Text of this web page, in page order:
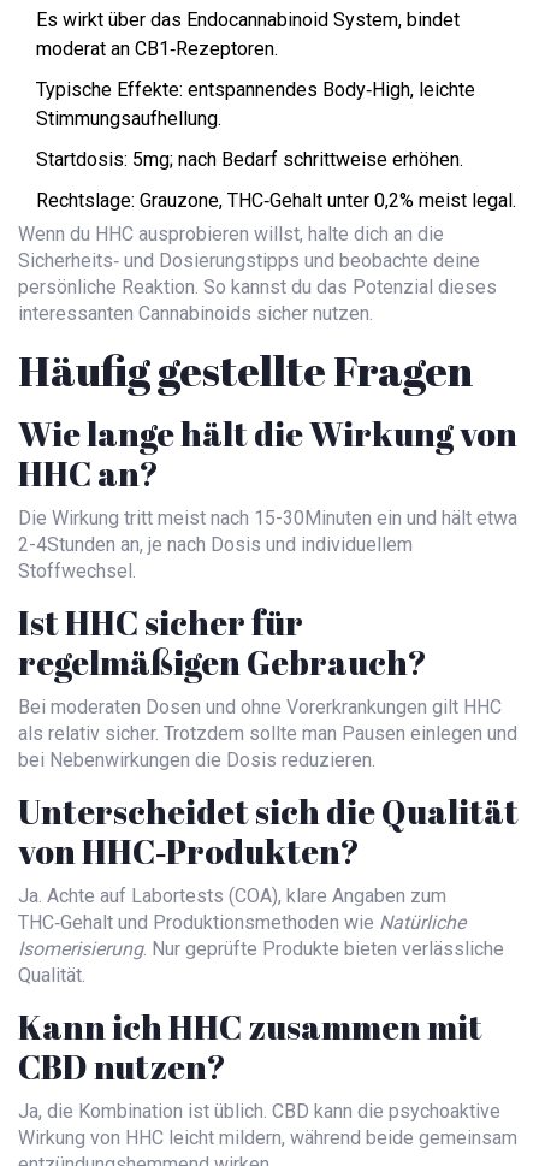
Es wirkt über das Endocannabinoid System, bindet
moderat an CB1‑Rezeptoren.
Typische Effekte: entspannendes Body‑High, leichte
Stimmungsaufhellung.
Startdosis: 5mg; nach Bedarf schrittweise erhöhen.
Rechtslage: Grauzone, THC‑Gehalt unter 0,2% meist legal.
Wenn du HHC ausprobieren willst, halte dich an die
Sicherheits‑ und Dosierungstipps und beobachte deine
persönliche Reaktion. So kannst du das Potenzial dieses
interessanten Cannabinoids sicher nutzen.
Häufig gestellte Fragen
Wie lange hält die Wirkung von
HHC an?
Die Wirkung tritt meist nach 15-30Minuten ein und hält etwa
2-4Stunden an, je nach Dosis und individuellem
Stoffwechsel.
Ist HHC sicher für
regelmäßigen Gebrauch?
Bei moderaten Dosen und ohne Vorerkrankungen gilt HHC
als relativ sicher. Trotzdem sollte man Pausen einlegen und
bei Nebenwirkungen die Dosis reduzieren.
Unterscheidet sich die Qualität
von HHC‑Produkten?
Ja. Achte auf Labortests (COA), klare Angaben zum
THC‑Gehalt und Produktionsmethoden wie Natürliche
Isomerisierung. Nur geprüfte Produkte bieten verlässliche
Qualität.
Kann ich HHC zusammen mit
CBD nutzen?
Ja, die Kombination ist üblich. CBD kann die psychoaktive
Wirkung von HHC leicht mildern, während beide gemeinsam